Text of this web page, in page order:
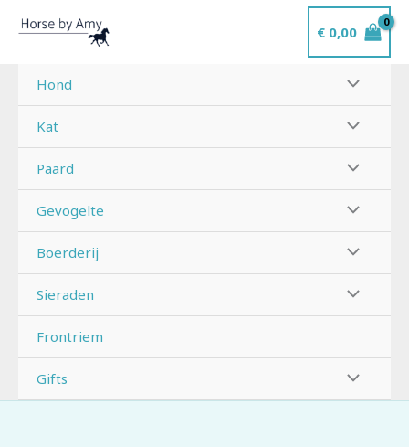
naar
inhoud
€0,00
Hond
Kat
Paard
Gevogelte
Boerderij
Sieraden
Frontriem
Gifts